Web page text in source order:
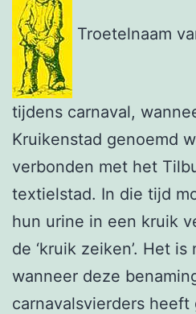
Troetelnaam
tijdens carnaval,
Kruikenstad genoemd
verbonden met het
textielstad. In die tijd
hun urine in een kruik
de ‘kruik zeiken’. Het
wanneer deze
carnavalsvierders heeft